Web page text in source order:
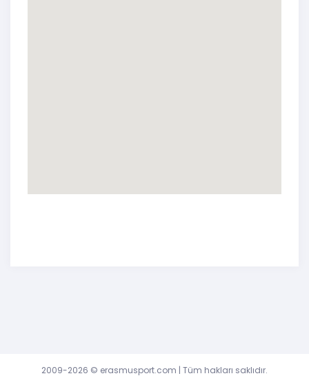
2009-2026 © erasmusport.com | Tüm hakları saklıdır.